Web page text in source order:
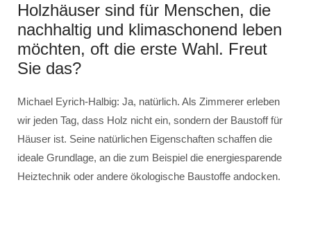
Holzhäuser sind für Menschen, die
nachhaltig und klimaschonend leben
möchten, oft die erste Wahl. Freut
Sie das?
Michael Eyrich-Halbig: Ja, natürlich. Als Zimmerer erleben
wir jeden Tag, dass Holz nicht ein, sondern der Baustoff für
Häuser ist. Seine natürlichen Eigenschaften schaffen die
ideale Grundlage, an die zum Beispiel die energiesparende
Heiztechnik oder andere ökologische Baustoffe andocken.